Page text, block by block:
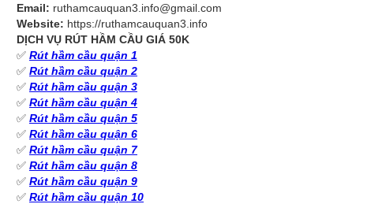
Email: ruthamcauquan3.info@gmail.com
Website: https://ruthamcauquan3.info
DỊCH VỤ RÚT HẦM CẦU GIÁ 50K
✅ Rút hầm cầu quận 1
✅ Rút hầm cầu quận 2
✅ Rút hầm cầu quận 3
✅ Rút hầm cầu quận 4
✅ Rút hầm cầu quận 5
✅ Rút hầm cầu quận 6
✅ Rút hầm cầu quận 7
✅ Rút hầm cầu quận 8
✅ Rút hầm cầu quận 9
✅ Rút hầm cầu quận 10